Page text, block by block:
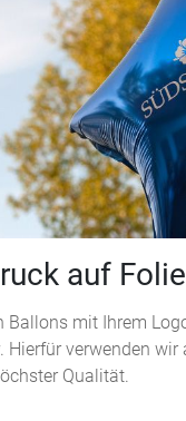
auf
Ballons mit Ihrem
Hierfür verwenden wir
Qualität.